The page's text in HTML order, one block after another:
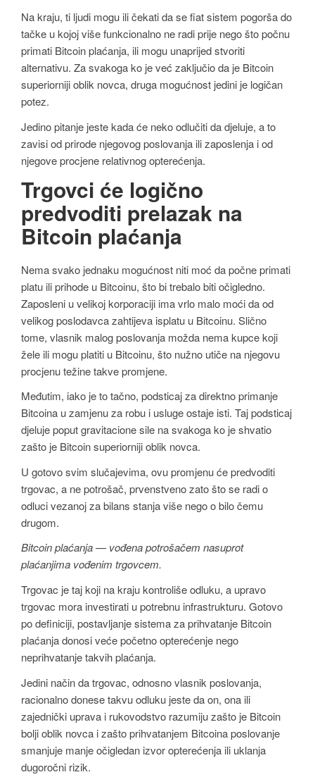
Na kraju, ti ljudi mogu ili čekati da se fiat sistem pogorša do
tačke u kojoj više funkcionalno ne radi prije nego što počnu
primati Bitcoin plaćanja, ili mogu unaprijed stvoriti
alternativu. Za svakoga ko je već zaključio da je Bitcoin
superiorniji oblik novca, druga mogućnost jedini je logičan
potez.
Jedino pitanje jeste kada će neko odlučiti da djeluje, a to
zavisi od prirode njegovog poslovanja ili zaposlenja i od
njegove procjene relativnog opterećenja.
Trgovci će logično
predvoditi prelazak na
Bitcoin plaćanja
Nema svako jednaku mogućnost niti moć da počne primati
platu ili prihode u Bitcoinu, što bi trebalo biti očigledno.
Zaposleni u velikoj korporaciji ima vrlo malo moći da od
velikog poslodavca zahtijeva isplatu u Bitcoinu. Slično
tome, vlasnik malog poslovanja možda nema kupce koji
žele ili mogu platiti u Bitcoinu, što nužno utiče na njegovu
procjenu težine takve promjene.
Međutim, iako je to tačno, podsticaj za direktno primanje
Bitcoina u zamjenu za robu i usluge ostaje isti. Taj podsticaj
djeluje poput gravitacione sile na svakoga ko je shvatio
zašto je Bitcoin superiorniji oblik novca.
U gotovo svim slučajevima, ovu promjenu će predvoditi
trgovac, a ne potrošač, prvenstveno zato što se radi o
odluci vezanoj za bilans stanja više nego o bilo čemu
drugom.
Bitcoin plaćanja — vođena potrošačem nasuprot
plaćanjima vođenim trgovcem.
Trgovac je taj koji na kraju kontroliše odluku, a upravo
trgovac mora investirati u potrebnu infrastrukturu. Gotovo
po definiciji, postavljanje sistema za prihvatanje Bitcoin
plaćanja donosi veće početno opterećenje nego
neprihvatanje takvih plaćanja.
Jedini način da trgovac, odnosno vlasnik poslovanja,
racionalno donese takvu odluku jeste da on, ona ili
zajednički uprava i rukovodstvo razumiju zašto je Bitcoin
bolji oblik novca i zašto prihvatanjem Bitcoina poslovanje
smanjuje manje očigledan izvor opterećenja ili uklanja
dugoročni rizik.